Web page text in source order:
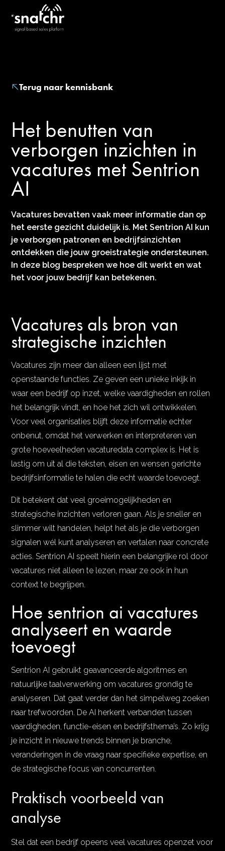
Terug naar kennisbank
Het benutten van
verborgen inzichten in
vacatures met Sentrion
AI
Vacatures bevatten vaak meer informatie dan op
het eerste gezicht duidelijk is. Met Sentrion AI kun
je verborgen patronen en bedrijfsinzichten
ontdekken die jouw groeistrategie ondersteunen.
In deze blog bespreken we hoe dit werkt en wat
het voor jouw bedrijf kan betekenen.
Vacatures als bron van
strategische inzichten
Vacatures zijn meer dan alleen een lijst met
openstaande functies. Ze geven een unieke inkijk in
waar een bedrijf op inzet, welke vaardigheden en rollen
het belangrijk vindt, en hoe het zich wil ontwikkelen.
Voor veel organisaties blijft deze informatie echter
onbenut, omdat het verwerken en interpreteren van
grote hoeveelheden vacaturedata complex is. Het is
lastig om uit al die teksten, eisen en wensen gerichte
bedrijfsinformatie te halen die echt waarde toevoegt.
Dit betekent dat veel groeimogelijkheden en
strategische inzichten verloren gaan. Als je sneller en
slimmer wilt handelen, helpt het als je die verborgen
signalen wél kunt analyseren en vertalen naar concrete
acties. Sentrion AI speelt hierin een belangrijke rol door
vacatures niet alleen te lezen, maar ze ook in hun
context te begrijpen.
Hoe sentrion ai vacatures
analyseert en waarde
toevoegt
Sentrion AI gebruikt geavanceerde algoritmes en
natuurlijke taalverwerking om vacatures grondig te
analyseren. Dat gaat verder dan het simpelweg zoeken
naar trefwoorden. De AI herkent verbanden tussen
vaardigheden, functie-eisen en bedrijfsthema’s. Zo krijg
je inzicht in nieuwe trends binnen je branche,
veranderingen in de vraag naar specifieke expertise, en
de strategische focus van concurrenten.
Praktisch voorbeeld van
analyse
Stel dat een bedrijf opeens veel vacatures openzet voor